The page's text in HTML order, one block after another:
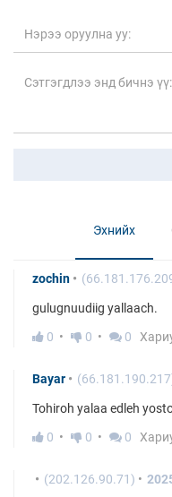
Эхнийх
zochin
gulugnuudiig yallaach.
0
0 0
Bayar
Tohiroh yalaa edleh
0
0 0
(202.126.90.71)